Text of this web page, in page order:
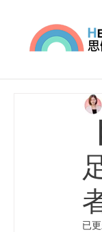
已更